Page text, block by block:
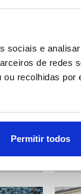
sociais e
de redes
ou recolhidas por
Permitir todos